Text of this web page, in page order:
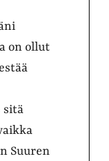
on ollut
sitä
Suuren